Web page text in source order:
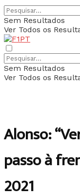
Sem Resultados
Ver Todos os
Sem Resultados
Ver Todos os
Alonso:
passo à
2021